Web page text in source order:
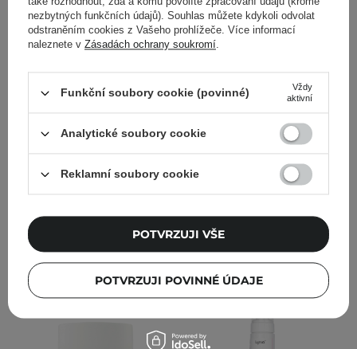
Cells Ceramides - Ampule
s ceramidy a kmenovými
258,00 Kč
PŘIDAT DO KOŠÍKU
regenerační, zpevňující a
vyživující krém - 150 ml
14
419,00 Kč
PŘIDAT DO KOŠÍKU
nezbytných funkčních údajů). Souhlas můžete kdykoli odvolat
odstraněním cookies z Vašeho prohlížeče. Více informací
naleznete v Zásadách ochrany soukromí.
Funkční soubory cookie (povinné)
Vždy
aktivní
Analytické soubory cookie
Reklamní soubory cookie
POTVRZUJI POVINNÉ ÚDAJE
POTVRZUJI VŠE